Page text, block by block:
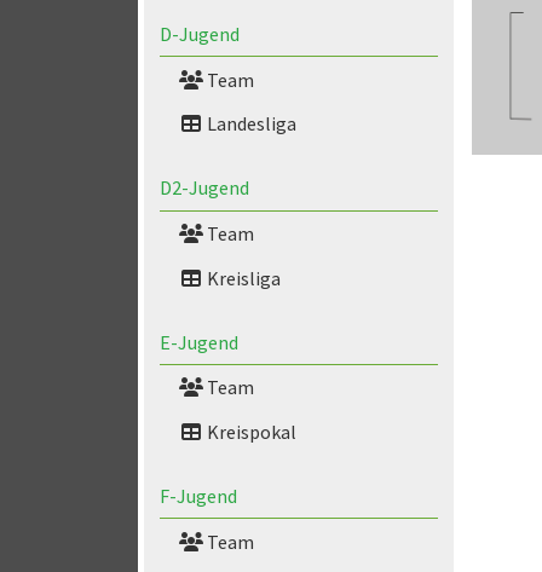
D-Jugend
Team
Landesliga
D2-Jugend
Team
Kreisliga
E-Jugend
Team
Kreispokal
F-Jugend
Team